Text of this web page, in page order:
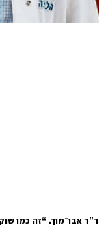
ד”ר אבו־מוך. “זה כמו